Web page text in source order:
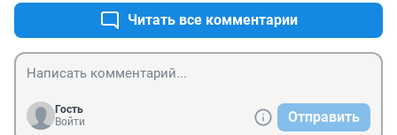
Читать все комментарии
Гость
Войти
Отправить